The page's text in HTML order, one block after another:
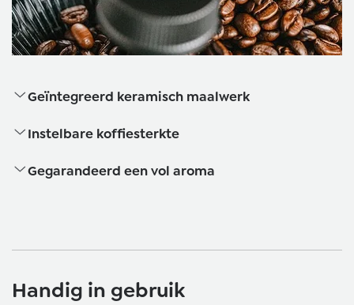
Geïntegreerd keramisch maalwerk
Instelbare koffiesterkte
Gegarandeerd een vol aroma
Handig in gebruik